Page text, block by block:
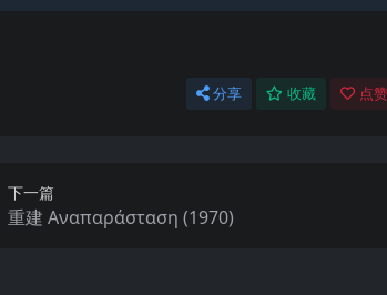
分享 收藏 点
下一篇
重建 Αναπαράσταση (1970)